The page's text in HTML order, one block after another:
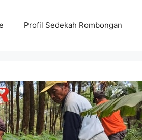
Profil Sedekah Rombongan